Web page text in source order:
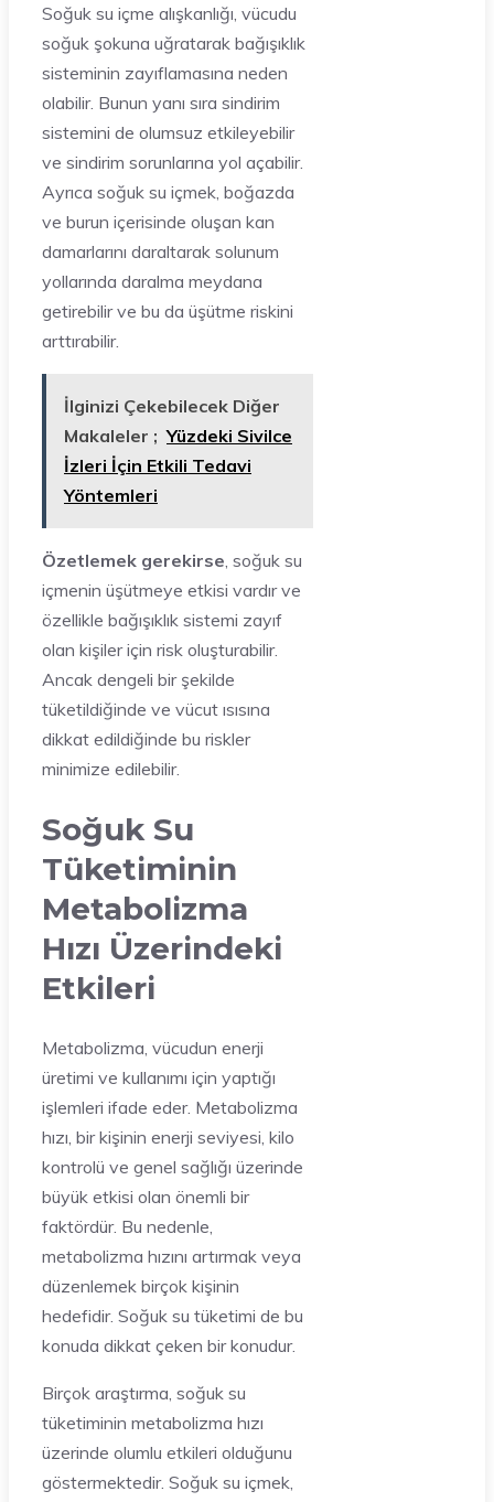
Soğuk su içme alışkanlığı, vücudu
soğuk şokuna uğratarak bağışıklık
sisteminin zayıflamasına neden
olabilir. Bunun yanı sıra sindirim
sistemini de olumsuz etkileyebilir
ve sindirim sorunlarına yol açabilir.
Ayrıca soğuk su içmek, boğazda
ve burun içerisinde oluşan kan
damarlarını daraltarak solunum
yollarında daralma meydana
getirebilir ve bu da üşütme riskini
arttırabilir.
İlginizi Çekebilecek Diğer
Makaleler ; Yüzdeki Sivilce
İzleri İçin Etkili Tedavi
Yöntemleri
Özetlemek gerekirse , soğuk su
içmenin üşütmeye etkisi vardır ve
özellikle bağışıklık sistemi zayıf
olan kişiler için risk oluşturabilir.
Ancak dengeli bir şekilde
tüketildiğinde ve vücut ısısına
dikkat edildiğinde bu riskler
minimize edilebilir.
Soğuk Su
Tüketiminin
Metabolizma
Hızı Üzerindeki
Etkileri
Metabolizma, vücudun enerji
üretimi ve kullanımı için yaptığı
işlemleri ifade eder. Metabolizma
hızı, bir kişinin enerji seviyesi, kilo
kontrolü ve genel sağlığı üzerinde
büyük etkisi olan önemli bir
faktördür. Bu nedenle,
metabolizma hızını artırmak veya
düzenlemek birçok kişinin
hedefidir. Soğuk su tüketimi de bu
konuda dikkat çeken bir konudur.
Birçok araştırma, soğuk su
tüketiminin metabolizma hızı
üzerinde olumlu etkileri olduğunu
göstermektedir. Soğuk su içmek,